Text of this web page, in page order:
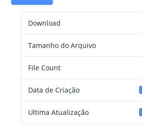
Download
Tamanho do Arquivo
File Count
Data de Criação
Ultima Atualização